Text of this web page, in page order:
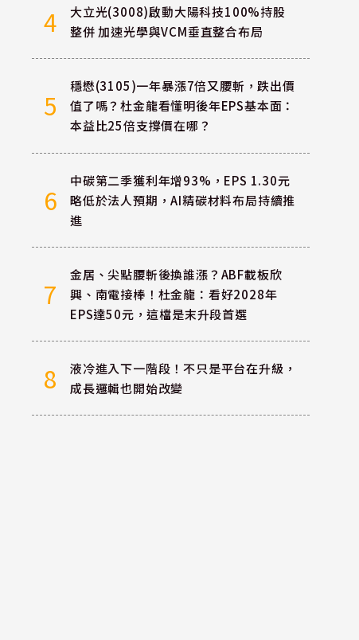
4
大立光(3008)啟動大陽科技100%持股
整併 加速光學與VCM垂直整合布局
5
穩懋(3105)一年暴漲7倍又腰斬，跌出價
值了嗎？杜金龍看懂明後年EPS基本面：
本益比25倍支撐價在哪？
6
中碳第二季獲利年增93%，EPS 1.30元
略低於法人預期，AI精碳材料布局持續推
進
7
金居、尖點腰斬後換誰漲？ABF載板欣
興、南電接棒！杜金龍：看好2028年
EPS達50元，這檔是末升段首選
8
液冷進入下一階段！不只是平台在升級，
成長邏輯也開始改變